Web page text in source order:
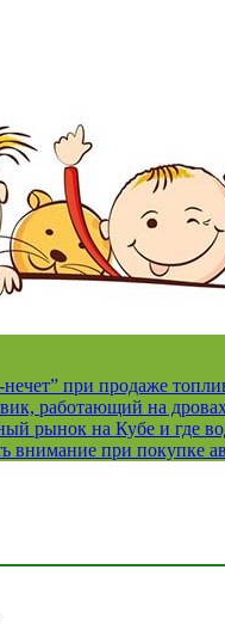
при продаже
работающий на
рынок на Кубе и где
внимание при покупке